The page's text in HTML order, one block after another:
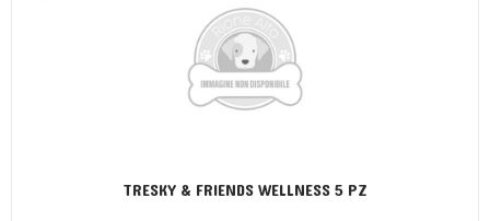
TRESKY & FRIENDS WELLNESS 5 PZ